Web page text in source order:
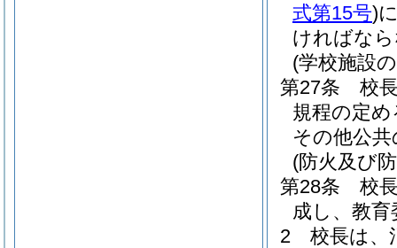
式第15号)
ければな
(学校施設
第27条
校
規程の定
その他公
(防火及び
第28条
校
成し、教
2
校長は、